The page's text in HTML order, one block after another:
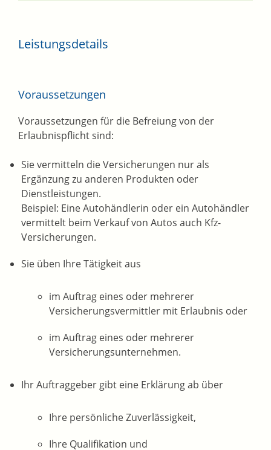
Leistungsdetails
Voraussetzungen
Voraussetzungen für die Befreiung von der
Erlaubnispflicht sind:
Sie vermitteln die Versicherungen nur als
Ergänzung zu anderen Produkten oder
Dienstleistungen.
Beispiel: Eine Autohändlerin oder ein Autohändler
vermittelt beim Verkauf von Autos auch Kfz-
Versicherungen.
Sie üben Ihre Tätigkeit aus
im Auftrag eines oder mehrerer
Versicherungsvermittler mit Erlaubnis oder
im Auftrag eines oder mehrerer
Versicherungsunternehmen.
Ihr Auftraggeber gibt eine Erklärung ab über
Ihre persönliche Zuverlässigkeit,
Ihre Qualifikation und